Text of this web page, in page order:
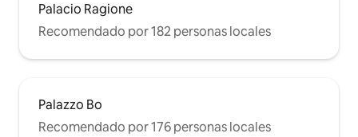
Palacio Ragione
Recomendado por 182 personas locales
Palazzo Bo
Recomendado por 176 personas locales